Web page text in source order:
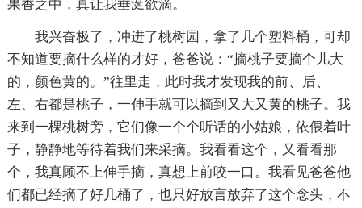
果香之中，真让我垂涎欲滴。
我兴奋极了，冲进了桃树园，拿了几个塑料桶，可却
不知道要摘什么样的才好，爸爸说：“摘桃子要摘个儿大
的，颜色黄的。”往里走，此时我才发现我的前、后、
左、右都是桃子，一伸手就可以摘到又大又黄的桃子。我
来到一棵桃树旁，它们像一个个听话的小姑娘，依偎着叶
子，静静地等待着我们来采摘。我看看这个，又看看那
个，我真顾不上伸手摘，真想上前咬一口。我看见爸爸他
们都已经摘了好几桶了，也只好放言放弃了这个念头，不